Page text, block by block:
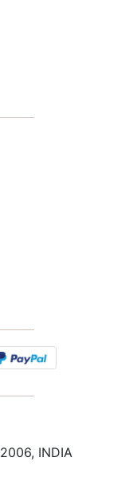
INDIA